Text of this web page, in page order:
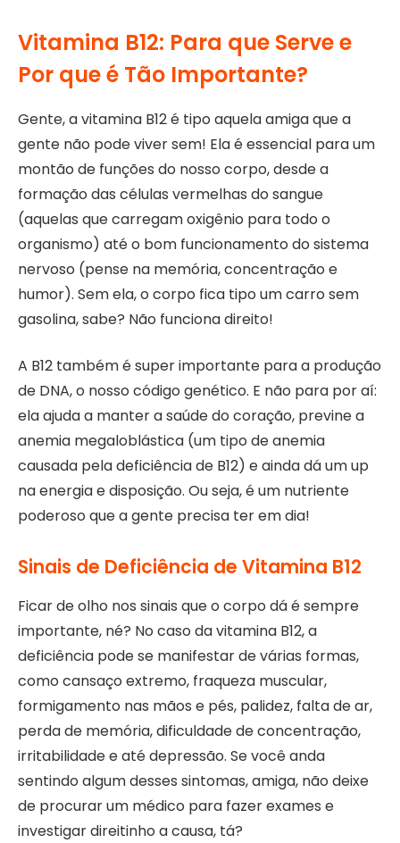
Vitamina B12: Para que Serve e
Por que é Tão Importante?
Gente, a vitamina B12 é tipo aquela amiga que a
gente não pode viver sem! Ela é essencial para um
montão de funções do nosso corpo, desde a
formação das células vermelhas do sangue
(aquelas que carregam oxigênio para todo o
organismo) até o bom funcionamento do sistema
nervoso (pense na memória, concentração e
humor). Sem ela, o corpo fica tipo um carro sem
gasolina, sabe? Não funciona direito!
A B12 também é super importante para a produção
de DNA, o nosso código genético. E não para por aí:
ela ajuda a manter a saúde do coração, previne a
anemia megaloblástica (um tipo de anemia
causada pela deficiência de B12) e ainda dá um up
na energia e disposição. Ou seja, é um nutriente
poderoso que a gente precisa ter em dia!
Sinais de Deficiência de Vitamina B12
Ficar de olho nos sinais que o corpo dá é sempre
importante, né? No caso da vitamina B12, a
deficiência pode se manifestar de várias formas,
como cansaço extremo, fraqueza muscular,
formigamento nas mãos e pés, palidez, falta de ar,
perda de memória, dificuldade de concentração,
irritabilidade e até depressão. Se você anda
sentindo algum desses sintomas, amiga, não deixe
de procurar um médico para fazer exames e
investigar direitinho a causa, tá?